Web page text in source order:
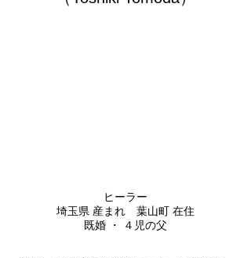
ヒーラー
埼玉県 産まれ 葉山町 在住
既婚 ・ ４児の父